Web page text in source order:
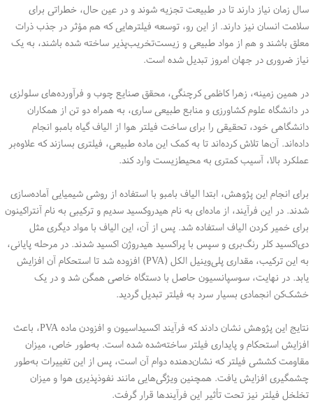
سال زمان نیاز دارند تا در طبیعت تجزیه شوند و در عین حال، خطراتی برای
سلامت انسان نیز دارند. از این رو، توسعه فیلترهایی که هم مؤثر در جذب ذرات
معلق باشند و هم از مواد طبیعی و زیست‌تخریب‌پذیر ساخته شده باشند، به یک
نیاز ضروری در جهان امروز تبدیل شده است.
در همین زمینه، زهرا کاظمی کرچنگی، محقق صنایع چوب و فرآورده‌های سلولزی
در دانشگاه علوم کشاورزی و منابع طبیعی ساری، به همراه دو تن از همکاران
دانشگاهی خود، تحقیقی را برای ساخت فیلتر هوا از الیاف گیاه بامبو انجام
داده‌اند. آن‌ها تلاش کرده‌اند تا به کمک این ماده طبیعی، فیلتری بسازند که علاوه‌بر
عملکرد بالا، آسیب کمتری به محیط‌زیست وارد کند.
برای انجام این پژوهش، ابتدا الیاف بامبو با استفاده از روشی شیمیایی آماده‌سازی
شدند. در این فرآیند، از ماده‌ای به نام هیدروکسید سدیم و ترکیبی به نام آنتراکینون
برای خمیر کردن الیاف استفاده شد. پس از آن، این الیاف با مواد دیگری مثل
دی‌اکسید کلر رنگ‌بری و سپس با پراکسید هیدروژن اکسید شدند. در مرحله پایانی،
به این ترکیب، مقداری پلی‌وینیل الکل (PVA) افزوده شد تا استحکام آن افزایش
یابد. در نهایت، سوسپانسیون حاصل با دستگاه خاصی همگن شد و در یک
خشک‌کن انجمادی بسیار سرد به فیلتر تبدیل گردید.
نتایج این پژوهش نشان دادند که فرآیند اکسیداسیون و افزودن ماده PVA، باعث
افزایش استحکام و پایداری فیلتر ساخته‌شده شده است. به‌طور خاص، میزان
مقاومت کششی فیلتر که نشان‌دهنده دوام آن است، پس از این تغییرات به‌طور
چشمگیری افزایش یافت. همچنین ویژگی‌هایی مانند نفوذپذیری هوا و میزان
تخلخل فیلتر نیز تحت تأثیر این فرآیندها قرار گرفت.